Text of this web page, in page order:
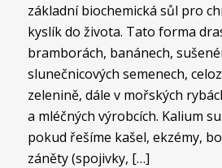
základní biochemická sůl pro
kyslík do života. Tato forma
bramborách, banánech,
slunečnicových semenech,
zelenině, dále v mořských
a mléčných výrobcích. Kalium
pokud řešíme kašel, ekzémy,
záněty (spojivky, […]